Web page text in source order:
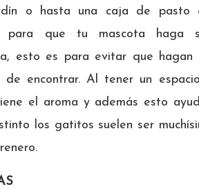
o hasta una caja de pasto
para que tu mascota haga
esto es para evitar que hagan
encontrar. Al tener un
el aroma y además esto
los gatitos suelen ser